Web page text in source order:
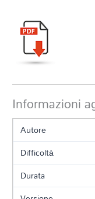
Informazioni
Autore
Difficoltà
Durata